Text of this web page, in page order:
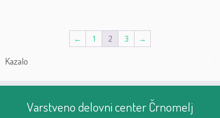
← 1 2 3 →
Kazalo
Varstveno delovni center Črnomelj